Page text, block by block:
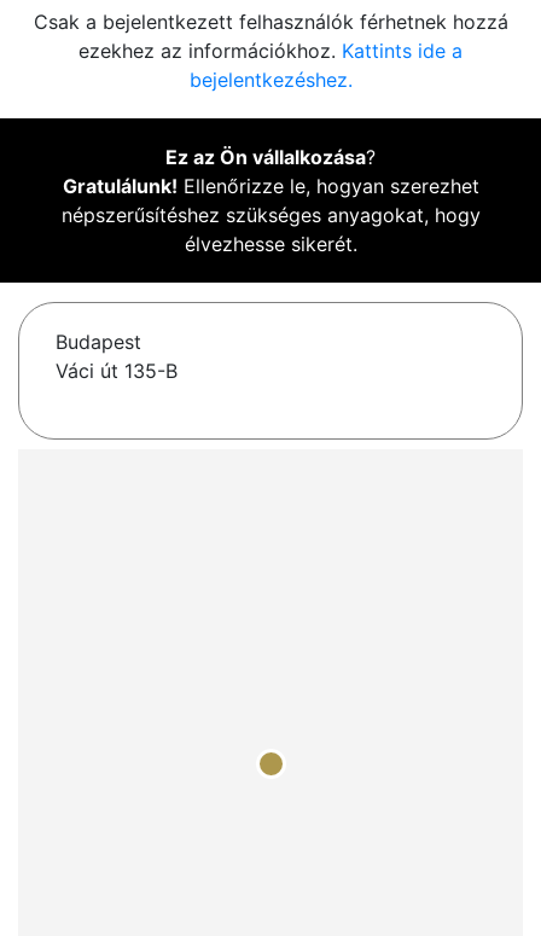
Csak a bejelentkezett felhasználók férhetnek hozzá
ezekhez az információkhoz. Kattints ide a
bejelentkezéshez.
Ez az Ön vállalkozása?
Gratulálunk! Ellenőrizze le, hogyan szerezhet
népszerűsítéshez szükséges anyagokat, hogy
élvezhesse sikerét.
Budapest
Váci út 135-B